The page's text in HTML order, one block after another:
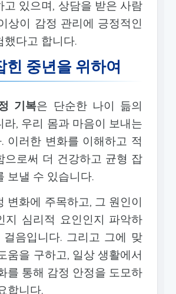
고 있으며, 상담을 받은 사람
상이 감정 관리에 긍정적인
했다고 합니다.
힌 중년을 위하여
기복은 단순한 나이 듦의
라, 우리 몸과 마음이 보내는
이러한 변화를 이해하고 적
으로써 더 건강하고 균형 잡
보낼 수 있습니다.
변화에 주목하고, 그 원인이
지 심리적 요인인지 파악하
음입니다. 그리고 그에 맞
움을 구하고, 일상 생활에서
를 통해 감정 안정을 도모하
합니다.